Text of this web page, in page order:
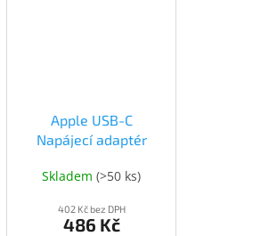
Apple USB-C
Napájecí adaptér
Skladem(>50 ks)
402 Kč bez DPH
486 Kč